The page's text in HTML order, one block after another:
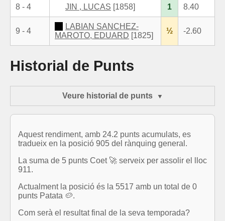
8 - 4 JIN , LUCAS [1858] 1 8.40
9 - 4
LABIAN SANCHEZ-
MAROTO, EDUARD [1825]
½ -2.60
Historial de Punts
Veure historial de punts
Aquest rendiment, amb 24.2 punts acumulats, es
tradueix en la posició 905 del rànquing general.
La suma de 5 punts Coet 🚀 serveix per assolir el lloc
911.
Actualment la posició és la 5517 amb un total de 0
punts Patata 🥔.
Com serà el resultat final de la seva temporada?